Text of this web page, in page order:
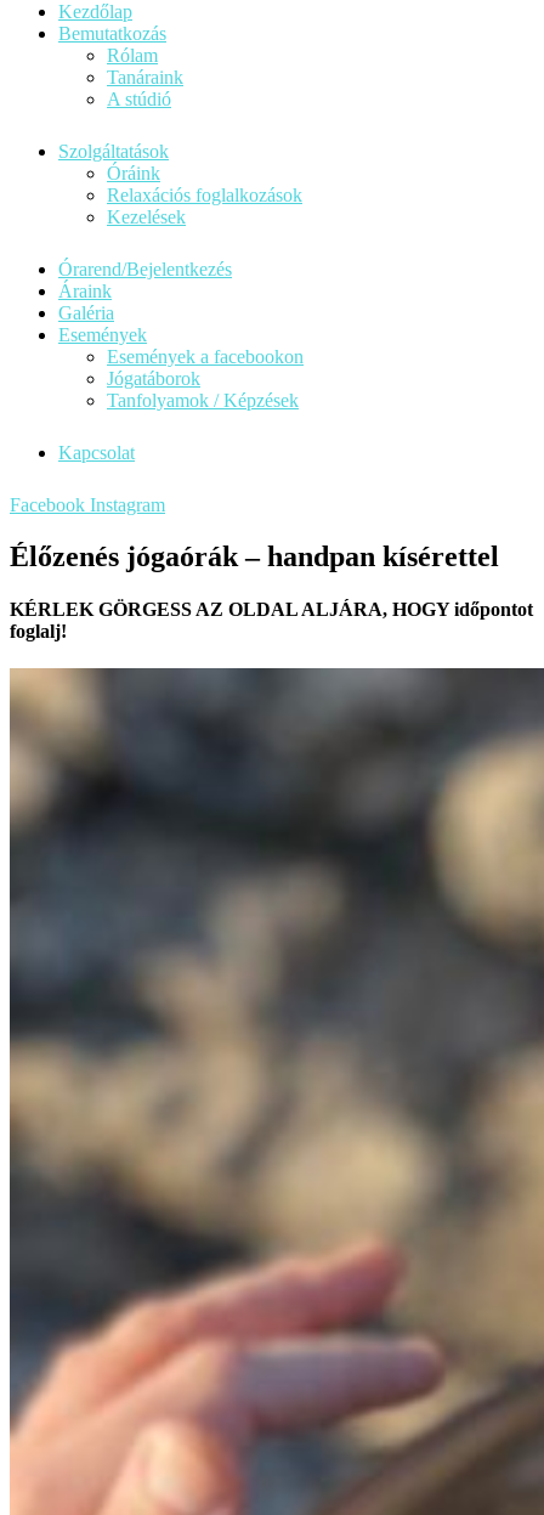
Kezdőlap
Bemutatkozás
Rólam
Tanáraink
A stúdió
Szolgáltatások
Óráink
Relaxációs foglalkozások
Kezelések
Órarend/Bejelentkezés
Áraink
Galéria
Események
Események a facebookon
Jógatáborok
Tanfolyamok / Képzések
Kapcsolat
Facebook Instagram
Élőzenés jógaórák – handpan kísérettel
KÉRLEK GÖRGESS AZ OLDAL ALJÁRA, HOGY időpontot
foglalj!